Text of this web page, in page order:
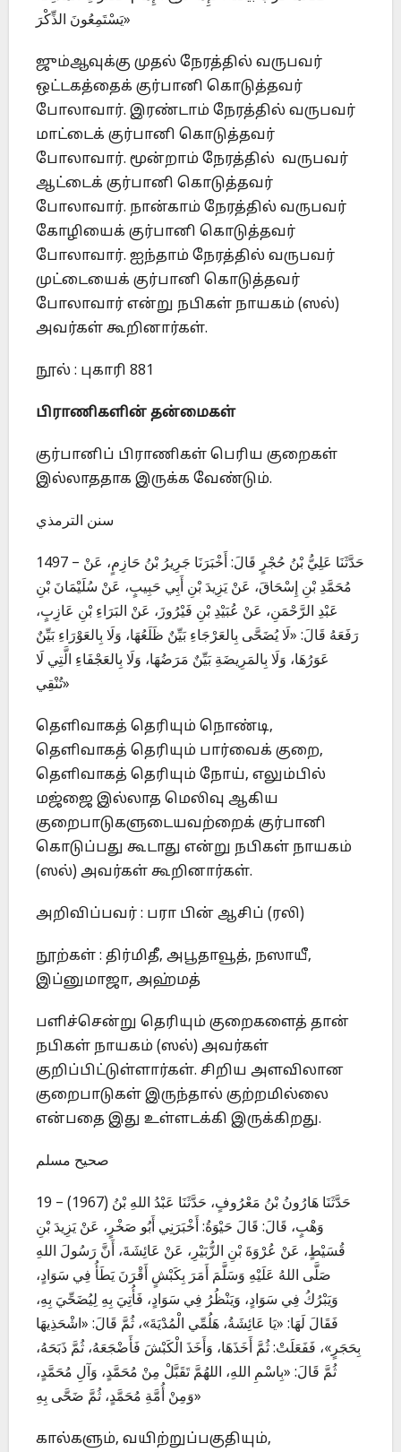
يَسْتَمِعُونَ الذِّكْرَ»
ஜும்ஆவுக்கு முதல் நேரத்தில் வருபவர்
ஒட்டகத்தைக் குர்பானி கொடுத்தவர்
போலாவார். இரண்டாம் நேரத்தில் வருபவர்
மாட்டைக் குர்பானி கொடுத்தவர்
போலாவார். மூன்றாம் நேரத்தில் வருபவர்
ஆட்டைக் குர்பானி கொடுத்தவர்
போலாவார். நான்காம் நேரத்தில் வருபவர்
கோழியைக் குர்பானி கொடுத்தவர்
போலாவார். ஐந்தாம் நேரத்தில் வருபவர்
முட்டையைக் குர்பானி கொடுத்தவர்
போலாவார் என்று நபிகள் நாயகம் (ஸல்)
அவர்கள் கூறினார்கள்.
நூல் : புகாரி 881
பிராணிகளின் தன்மைகள்
குர்பானிப் பிராணிகள் பெரிய குறைகள்
இல்லாததாக இருக்க வேண்டும்.
سنن الترمذي
1497 – حَدَّثَنَا عَلِيُّ بْنُ حُجْرٍ قَالَ: أَخْبَرَنَا جَرِيرُ بْنُ حَازِمٍ، عَنْ
مُحَمَّدِ بْنِ إِسْحَاقَ، عَنْ يَزِيدَ بْنِ أَبِي حَبِيبٍ، عَنْ سُلَيْمَانَ بْنِ
عَبْدِ الرَّحْمَنِ، عَنْ عُبَيْدِ بْنِ فَيْرُوزَ، عَنْ البَرَاءِ بْنِ عَازِبٍ،
رَفَعَهُ قَالَ: «لَا يُضَحَّى بِالعَرْجَاءِ بَيِّنٌ ظَلَعُهَا، وَلَا بِالعَوْرَاءِ بَيِّنٌ
عَوَرُهَا، وَلَا بِالمَرِيضَةِ بَيِّنٌ مَرَضُهَا، وَلَا بِالعَجْفَاءِ الَّتِي لَا
تُنْقِي»
தெளிவாகத் தெரியும் நொண்டி,
தெளிவாகத் தெரியும் பார்வைக் குறை,
தெளிவாகத் தெரியும் நோய், எலும்பில்
மஜ்ஜை இல்லாத மெலிவு ஆகிய
குறைபாடுகளுடையவற்றைக் குர்பானி
கொடுப்பது கூடாது என்று நபிகள் நாயகம்
(ஸல்) அவர்கள் கூறினார்கள்.
அறிவிப்பவர் : பரா பின் ஆசிப் (ரலி)
நூற்கள் : திர்மிதீ, அபூதாவூத், நஸாயீ,
இப்னுமாஜா, அஹ்மத்
பளிச்சென்று தெரியும் குறைகளைத் தான்
நபிகள் நாயகம் (ஸல்) அவர்கள்
குறிப்பிட்டுள்ளார்கள். சிறிய அளவிலான
குறைபாடுகள் இருந்தால் குற்றமில்லை
என்பதை இது உள்ளடக்கி இருக்கிறது.
صحيح مسلم
19 – (1967) حَدَّثَنَا هَارُونُ بْنُ مَعْرُوفٍ، حَدَّثَنَا عَبْدُ اللهِ بْنُ
وَهْبٍ، قَالَ: قَالَ حَيْوَةُ: أَخْبَرَنِي أَبُو صَخْرٍ، عَنْ يَزِيدَ بْنِ
قُسَيْطٍ، عَنْ عُرْوَةَ بْنِ الزُّبَيْرِ، عَنْ عَائِشَةَ، أَنَّ رَسُولَ اللهِ
صَلَّى اللهُ عَلَيْهِ وَسَلَّمَ أَمَرَ بِكَبْشٍ أَقْرَنَ يَطَأُ فِي سَوَادٍ،
وَيَبْرُكُ فِي سَوَادٍ، وَيَنْظُرُ فِي سَوَادٍ، فَأُتِيَ بِهِ لِيُضَحِّيَ بِهِ،
فَقَالَ لَهَا: «يَا عَائِشَةُ، هَلُمِّي الْمُدْيَةَ»، ثُمَّ قَالَ: «اشْحَذِيهَا
بِحَجَرٍ»، فَفَعَلَتْ: ثُمَّ أَخَذَهَا، وَأَخَذَ الْكَبْشَ فَأَضْجَعَهُ، ثُمَّ ذَبَحَهُ،
ثُمَّ قَالَ: «بِاسْمِ اللهِ، اللهُمَّ تَقَبَّلْ مِنْ مُحَمَّدٍ، وَآلِ مُحَمَّدٍ،
وَمِنْ أُمَّةِ مُحَمَّدٍ، ثُمَّ ضَحَّى بِهِ»
கால்களும், வயிற்றுப்பகுதியும்,